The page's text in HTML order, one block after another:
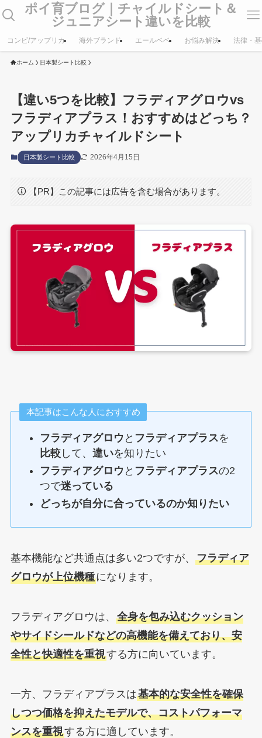
ポイ育ブログ｜チャイルドシート＆
ジュニアシート違いを比較
コンビ/アップリカ 海外ブランド エールベベ お悩み解決 法律・
ホーム 日本製シート比較
【違い5つを比較】フラディアグロウvs
フラディアプラス！おすすめはどっち？
アップリカチャイルドシート
日本製シート比較 2026年4月15日
【PR】この記事には広告を含む場合があります。
本記事はこんな人におすすめ
フラディアグロウ と フラディアプラスを
比較 して、違いを知りたい
フラディアグロウ と フラディアプラスの2
つで迷っている
どっちが自分に合っているのか知りたい
基本機能など共通点は多い2つですが、 フラディア
グロウが上位機種になります。
フラディアグロウは、 全身を包み込むクッション
やサイドシールドなどの高機能を備えており、安
全性と快適性を重視する方に向いています。
一方、フラディアプラスは基本的な安全性を確保
しつつ価格を抑えたモデルで、コストパフォーマ
ンスを重視する方に適しています。